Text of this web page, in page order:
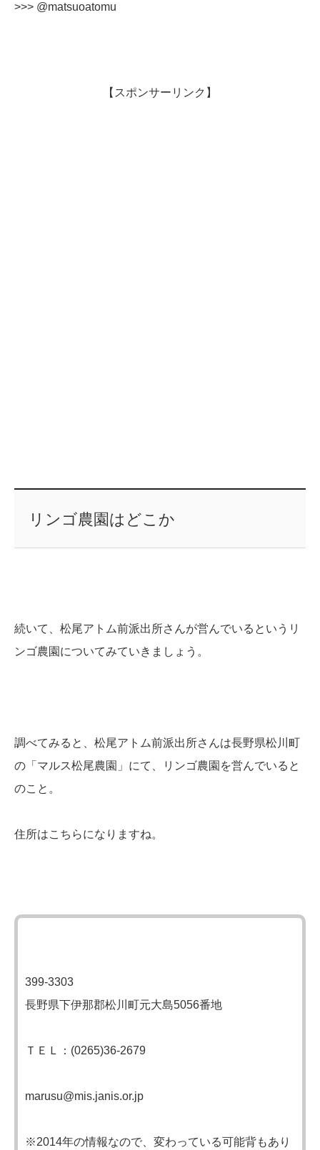
>>> @matsuoatomu
【スポンサーリンク】
リンゴ農園はどこか
続いて、松尾アトム前派出所さんが営んでいるというリ
ンゴ農園についてみていきましょう。
調べてみると、松尾アトム前派出所さんは長野県松川町
の「マルス松尾農園」にて、リンゴ農園を営んでいると
のこと。
住所はこちらになりますね。
399-3303
長野県下伊那郡松川町元大島5056番地
ＴＥＬ：(0265)36-2679
marusu@mis.janis.or.jp
※2014年の情報なので、変わっている可能背もあり